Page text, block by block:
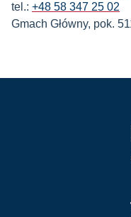
tel.: +48 58 347 25 02
Gmach Główny, pok.